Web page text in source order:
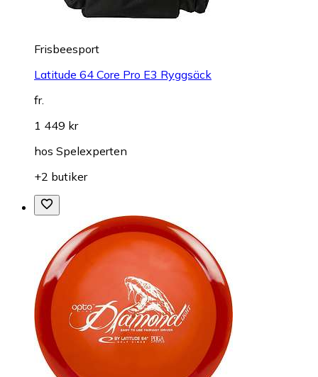
Frisbeesport
Latitude 64 Core Pro E3 Ryggsäck
fr.
1 449 kr
hos Spelexperten
+2 butiker